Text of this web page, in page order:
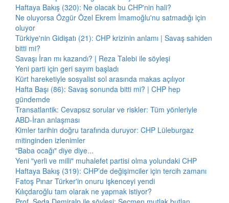
Haftaya Bakış (320): Ne olacak bu CHP'nin hali?
Ne oluyorsa Özgür Özel Ekrem İmamoğlu'nu satmadığı için
oluyor
Türkiye'nin Gidişatı (21): CHP krizinin anlamı | Savaş sahiden
bitti mi?
Savaşı İran mı kazandı? | Reza Talebi ile söyleşi
Yeni parti için geri sayım başladı
Kürt hareketiyle sosyalist sol arasında makas açılıyor
Hafta Başı (86): Savaş sonunda bitti mi? | CHP hep
gündemde
Transatlantik: Cevapsız sorular ve riskler: Tüm yönleriyle
ABD-İran anlaşması
Kimler tarihin doğru tarafında duruyor: CHP Lüleburgaz
mitinginden izlenimler
"Baba ocağı" diye diye...
Yeni "yerli ve milli" muhalefet partisi olma yolundaki CHP
Haftaya Bakış (319): CHP’de değişimciler için tercih zamanı
Fatoş Pınar Türker'in onuru işkenceyi yendi
Kılıçdaroğlu tam olarak ne yapmak istiyor?